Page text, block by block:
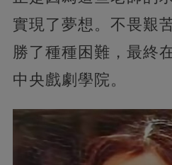
實現了夢想。不畏艱
勝了種種困難，最終
中央戲劇學院。